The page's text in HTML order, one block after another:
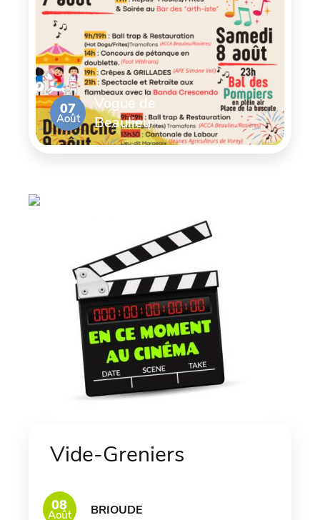
07
Août
Vogue de
Beaulieu
Vide-Greniers
08
Août BRIOUDE